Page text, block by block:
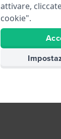
attivare,
cookie".